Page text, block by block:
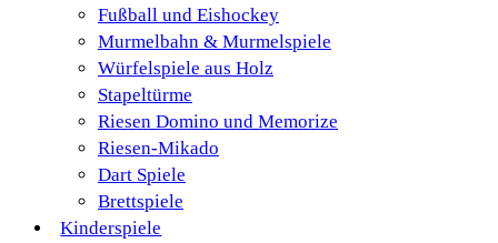
Fußball und Eishockey
Murmelbahn & Murmelspiele
Würfelspiele aus Holz
Stapeltürme
Riesen Domino und Memorize
Riesen-Mikado
Dart Spiele
Brettspiele
Kinderspiele